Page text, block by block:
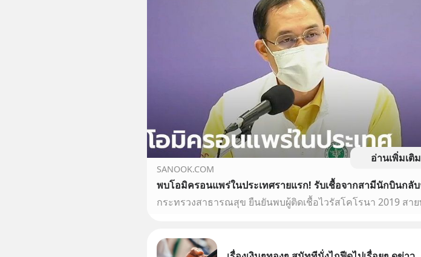
อ่านเพิ่มเติม
SANOOK.COM